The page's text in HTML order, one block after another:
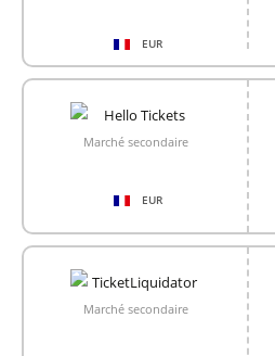
EUR
Marché secondaire
EUR
Marché secondaire